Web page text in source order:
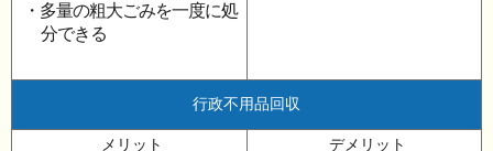
・多量の粗大ごみを一度に処
分できる
行政不用品回収
メリット デメリット